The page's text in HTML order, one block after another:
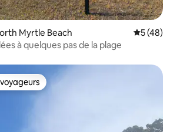
Myrtle Beach
5 (48)
à quelques pas de la plage
les plus appréciés